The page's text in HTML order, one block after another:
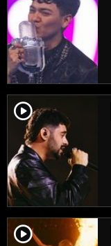
player2
player2